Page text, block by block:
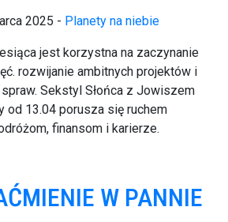
2025 - Planety na niebie
jest korzystna na zaczynanie
rozwijanie ambitnych projektów i
Sekstyl Słońca z Jowiszem
od 13.04 porusza się ruchem
finansom i karierze.
W PANNIE